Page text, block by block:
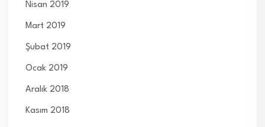
Nisan 2019
Mart 2019
Şubat 2019
Ocak 2019
Aralık 2018
Kasım 2018